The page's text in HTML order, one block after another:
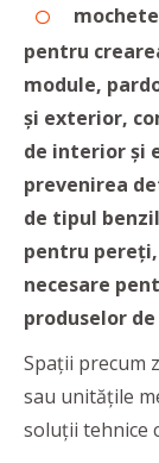
pentru
module,
și exterior,
de interior și
prevenirea
de tipul
pentru
necesare
produselor
Spații precum
sau unitățile
soluții tehnice